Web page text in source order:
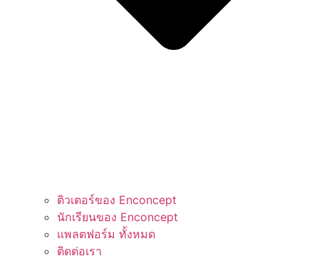
ติวเตอร์ของ Enconcept
นักเรียนของ Enconcept
แพลตฟอร์ม ทั้งหมด
ติดต่อเรา